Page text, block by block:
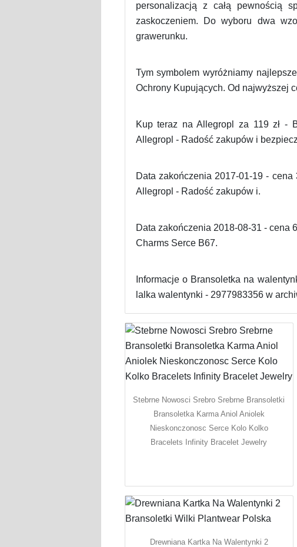
personalizacją z całą pewnością
zaskoczeniem. Do wyboru dwa
grawerunku.
Tym symbolem wyróżniamy
Ochrony Kupujących. Od najwyższej
Kup teraz na Allegropl za 119 zł -
Allegropl - Radość zakupów i
Data zakończenia 2017-01-19 -
Allegropl - Radość zakupów i.
Data zakończenia 2018-08-31 - cena
Charms Serce B67.
Informacje o Bransoletka na
lalka walentynki - 2977983356 w
Stebrne Nowosci Srebro Srebrne Bransoletki
Bransoletka Karma Aniol Aniolek
Nieskonczonosc Serce Kolo Kolko
Bracelets Infinity Bracelet Jewelry
Drewniana Kartka Na Walentynki 2